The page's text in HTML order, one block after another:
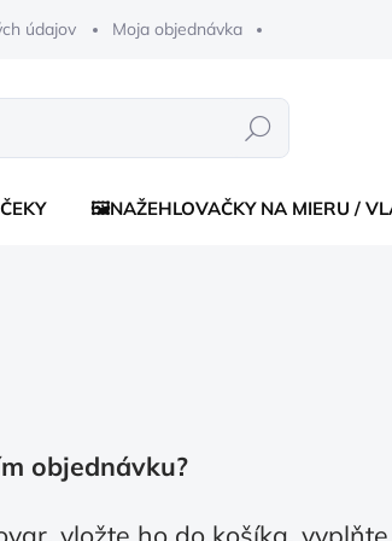
údajov Moja objednávka
Hľadať
🖼️NAŽEHLOVAČKY NA MIERU /
objednávku?